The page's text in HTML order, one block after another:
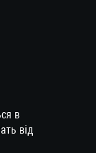
в
від